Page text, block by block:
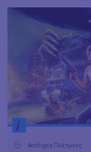
i
Ακαδημία Πλάτωνος